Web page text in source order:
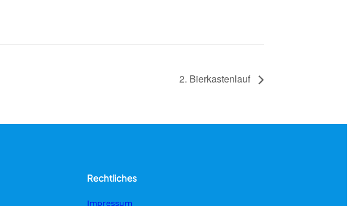
2. Bierkastenlauf
Rechtliches
Impressum